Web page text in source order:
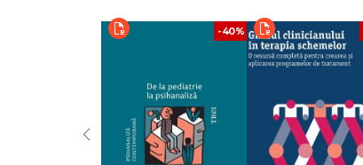
tehnici hipnoterapeutice.
Autoarele
-40%
‹